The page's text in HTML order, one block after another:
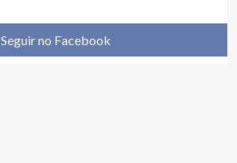
Seguir no Facebook